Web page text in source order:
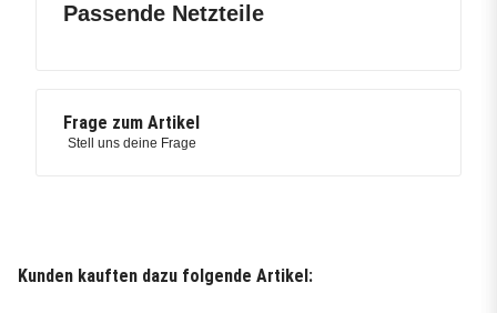
Passende Netzteile
Frage zum Artikel
Stell uns deine Frage
Kunden kauften dazu folgende Artikel: